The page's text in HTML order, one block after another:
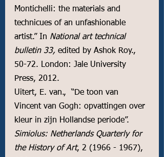
Montichelli: the materials and
technicues of an unfashionable
artist.” In National art technical
bulletin 33, edited by Ashok Roy.,
50-72. London: Jale University
Press, 2012.
Uitert, E. van.,  “De toon van
Vincent van Gogh: opvattingen over
kleur in zijn Hollandse periode”.
Simiolus: Netherlands Quarterly for
the History of Art, 2 (1966 - 1967),